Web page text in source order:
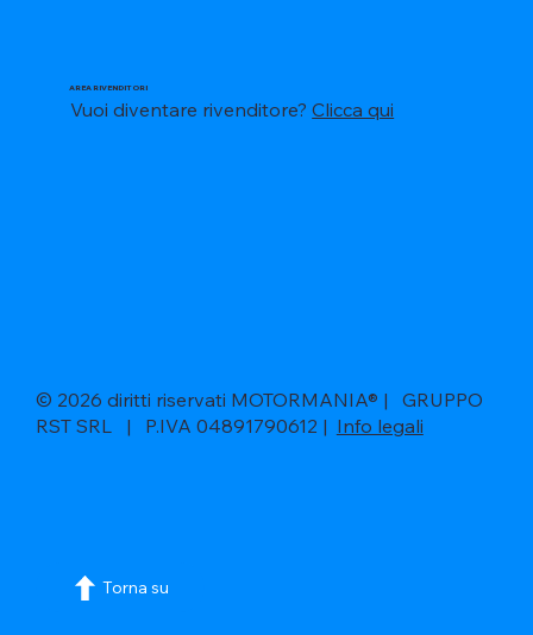
AREA RIVENDITORI
Vuoi diventare rivenditore?Clicca qui
© 2026 diritti riservati MOTORMANIA® | GRUPPO
RST SRL | P.IVA 04891790612 | Info legali
Torna su